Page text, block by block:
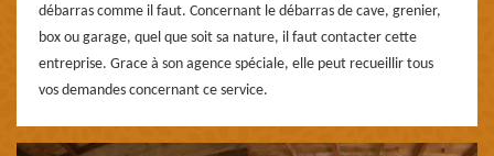
débarras comme il faut. Concernant le débarras de cave, grenier,
box ou garage, quel que soit sa nature, il faut contacter cette
entreprise. Grace à son agence spéciale, elle peut recueillir tous
vos demandes concernant ce service.